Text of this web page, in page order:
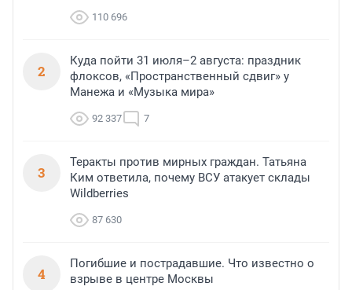
110 696
2
Куда пойти 31 июля–2 августа: праздник
флоксов, «Пространственный сдвиг» у
Манежа и «Музыка мира»
92 337 7
3
Теракты против мирных граждан. Татьяна
Ким ответила, почему ВСУ атакует склады
Wildberries
87 630
4
Погибшие и пострадавшие. Что известно о
взрыве в центре Москвы